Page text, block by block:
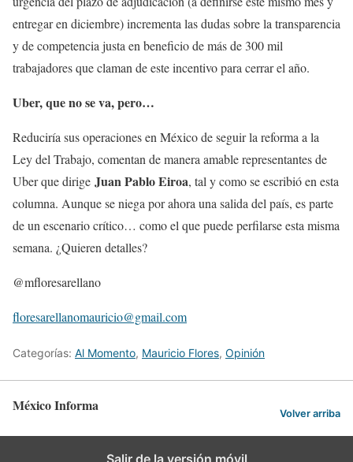
entregar en diciembre) incrementa las dudas sobre la transparencia
y de competencia justa en beneficio de más de 300 mil
trabajadores que claman de este incentivo para cerrar el año.
Uber, que no se va, pero…
Reduciría sus operaciones en México de seguir la reforma a la
Ley del Trabajo, comentan de manera amable representantes de
Uber que dirige Juan Pablo Eiroa, tal y como se escribió en esta
columna. Aunque se niega por ahora una salida del país, es parte
de un escenario crítico… como el que puede perfilarse esta misma
semana. ¿Quieren detalles?
@mfloresarellano
floresarellanomauricio@gmail.com
Categorías: Al Momento, Mauricio Flores, Opinión
México Informa Volver arriba